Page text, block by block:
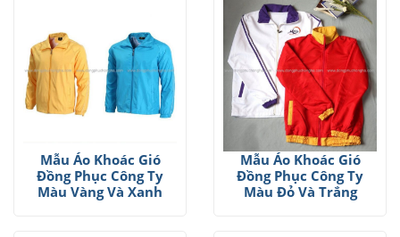
Mẫu Áo Khoác Gió
Đồng Phục Công Ty
Màu Vàng Và Xanh
Mẫu Áo Khoác Gió
Đồng Phục Công Ty
Màu Đỏ Và Trắng